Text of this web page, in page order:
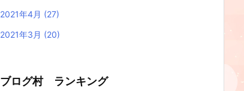
2021年4月 (27)
2021年3月 (20)
ブログ村 ランキング